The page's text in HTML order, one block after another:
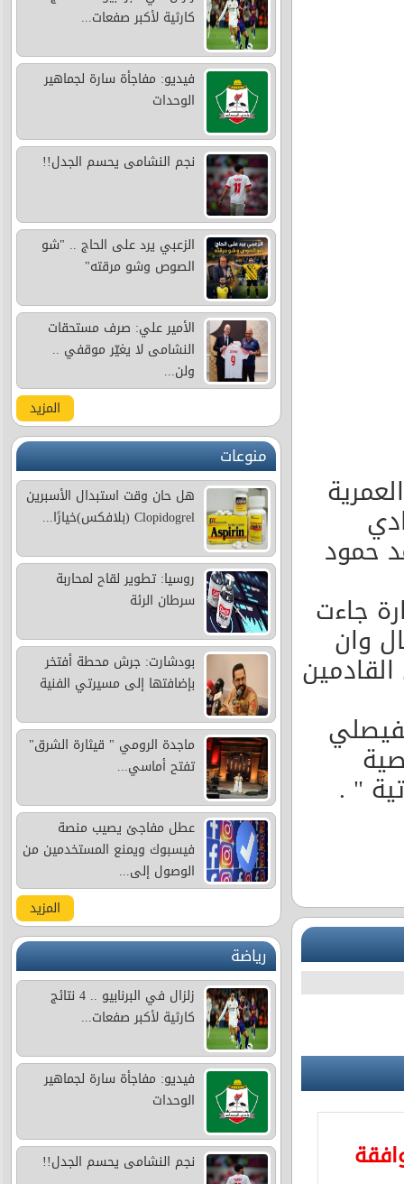
حمود
جاءت
وان
" .
كارثية لأكبر صفعات...
فيديو: مفاجأة سارة لجماهير
الوحدات
نجم النشامى يحسم الجدل!!
الزعبي يرد على الحاج .. "شو
الصوص وشو مرقته"
الأمير علي: صرف مستحقات
النشامى لا يغيّر موقفي ..
ولن...
المزيد
منوعات
هل حان وقت استبدال الأسبرين
Clopidogrel (بلافكس)خيارًا...
روسيا: تطوير لقاح لمحاربة
سرطان الرئة
بودشارت: جرش محطة أفتخر
بإضافتها إلى مسيرتي الفنية
ماجدة الرومي " قيثارة الشرق"
تفتح أماسي...
عطل مفاجئ يصيب منصة
فيسبوك ويمنع المستخدمين من
الوصول إلى...
المزيد
رياضة
زلزال في البرنابيو .. 4 نتائج
كارثية لأكبر صفعات...
فيديو: مفاجأة سارة لجماهير
الوحدات
نجم النشامى يحسم الجدل!!